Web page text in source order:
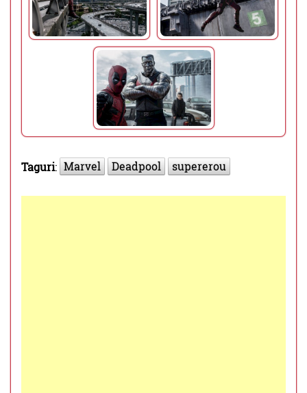
Taguri: Marvel Deadpool supererou